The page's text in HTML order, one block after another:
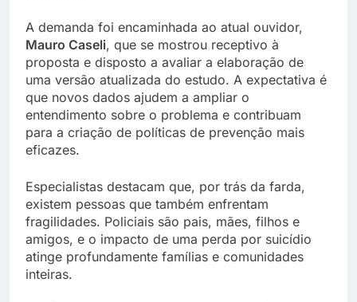
A demanda foi encaminhada ao atual ouvidor,
Mauro Caseli, que se mostrou receptivo à
proposta e disposto a avaliar a elaboração de
uma versão atualizada do estudo. A expectativa é
que novos dados ajudem a ampliar o
entendimento sobre o problema e contribuam
para a criação de políticas de prevenção mais
eficazes.
Especialistas destacam que, por trás da farda,
existem pessoas que também enfrentam
fragilidades. Policiais são pais, mães, filhos e
amigos, e o impacto de uma perda por suicídio
atinge profundamente famílias e comunidades
inteiras.